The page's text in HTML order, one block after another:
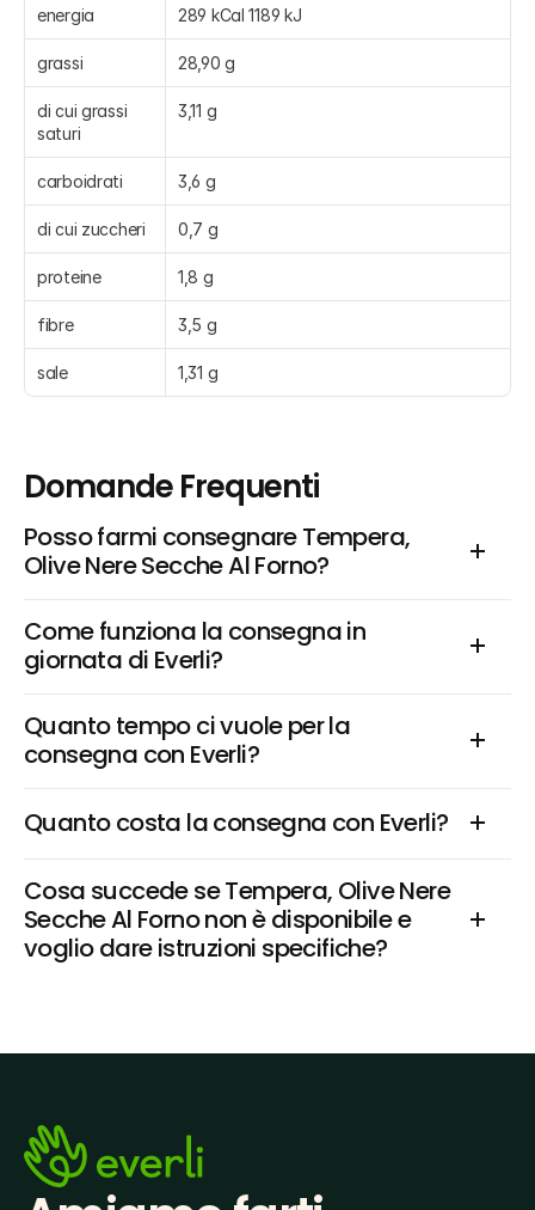
energia 289 kCal 1189 kJ
grassi 28,90 g
di cui grassi
saturi
3,11 g
carboidrati 3,6 g
di cui zuccheri 0,7 g
proteine 1,8 g
fibre 3,5 g
sale 1,31 g
Domande Frequenti
Posso farmi consegnare Tempera,
Olive Nere Secche Al Forno?
Come funziona la consegna in
giornata di Everli?
Quanto tempo ci vuole per la
consegna con Everli?
Quanto costa la consegna con Everli?
Cosa succede se Tempera, Olive Nere
Secche Al Forno non è disponibile e
voglio dare istruzioni specifiche?